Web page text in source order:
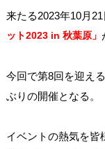
来たる2023年10月
ット2023 in 秋葉原」
今回で第8回を迎え
ぶりの開催となる。
イベントの熱気を皆